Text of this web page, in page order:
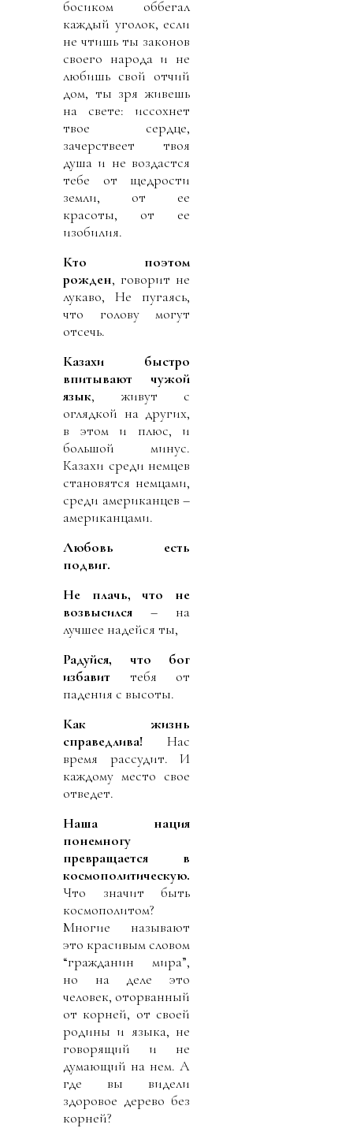
босиком оббегал
каждый уголок, если
не чтишь ты законов
своего народа и не
любишь свой отчий
дом, ты зря живешь
на свете: иссохнет
твое сердце,
зачерствеет твоя
душа и не воздастся
тебе от щедрости
земли, от ее
красоты, от ее
изобилия.
Кто поэтом
рожден, говорит не
лукаво, Не пугаясь,
что голову могут
отсечь.
Казахи быстро
впитывают чужой
язык, живут с
оглядкой на других,
в этом и плюс, и
большой минус.
Казахи среди немцев
становятся немцами,
среди американцев –
американцами.
Любовь есть
подвиг.
Не плачь, что не
возвысился – на
лучшее надейся ты,
Радуйся, что бог
избавит тебя от
падения с высоты.
Как жизнь
справедлива! Нас
время рассудит. И
каждому место свое
отведет.
Наша нация
понемногу
превращается в
космополитическую.
Что значит быть
космополитом?
Многие называют
это красивым словом
“гражданин мира”,
но на деле это
человек, оторванный
от корней, от своей
родины и языка, не
говорящий и не
думающий на нем. А
где вы видели
здоровое дерево без
корней?